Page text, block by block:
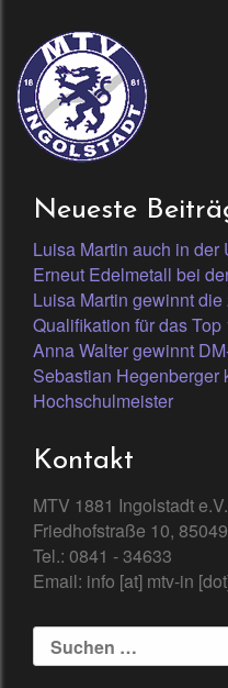
Neueste
Luisa Martin auch in
Erneut Edelmetall bei
Luisa Martin gewinnt
Qualifikation für das Top
Anna Walter gewinnt
Sebastian Hegenberger
Hochschulmeister
Kontakt
MTV 1881 Ingolstadt e.V.
Friedhofstraße 10,
Tel.: 0841 - 34633
Email: info [at] mtv-in
Suchen
nach: